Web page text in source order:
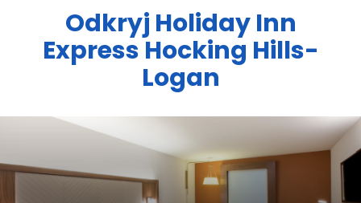
Odkryj Holiday Inn
Express Hocking Hills-
Logan